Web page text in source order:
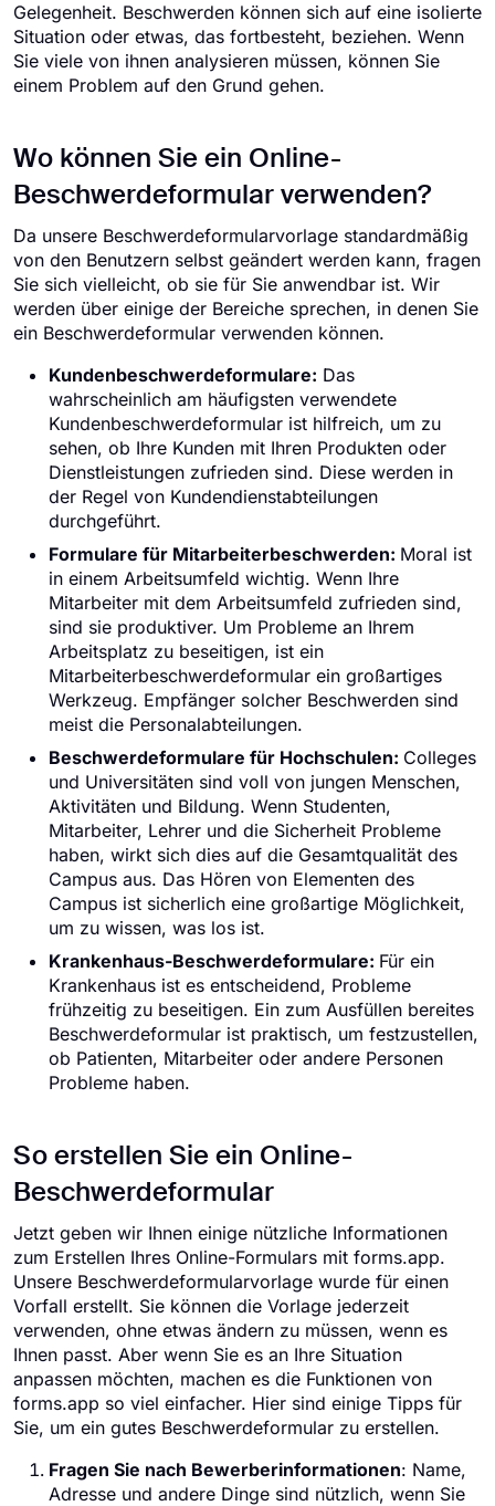
Gelegenheit. Beschwerden können sich auf eine isolierte
Situation oder etwas, das fortbesteht, beziehen. Wenn
Sie viele von ihnen analysieren müssen, können Sie
einem Problem auf den Grund gehen.
Wo können Sie ein Online-
Beschwerdeformular verwenden?
Da unsere Beschwerdeformularvorlage standardmäßig
von den Benutzern selbst geändert werden kann, fragen
Sie sich vielleicht, ob sie für Sie anwendbar ist. Wir
werden über einige der Bereiche sprechen, in denen Sie
ein Beschwerdeformular verwenden können.
Kundenbeschwerdeformulare: Das
wahrscheinlich am häufigsten verwendete
Kundenbeschwerdeformular ist hilfreich, um zu
sehen, ob Ihre Kunden mit Ihren Produkten oder
Dienstleistungen zufrieden sind. Diese werden in
der Regel von Kundendienstabteilungen
durchgeführt.
Formulare für Mitarbeiterbeschwerden: Moral ist
in einem Arbeitsumfeld wichtig. Wenn Ihre
Mitarbeiter mit dem Arbeitsumfeld zufrieden sind,
sind sie produktiver. Um Probleme an Ihrem
Arbeitsplatz zu beseitigen, ist ein
Mitarbeiterbeschwerdeformular ein großartiges
Werkzeug. Empfänger solcher Beschwerden sind
meist die Personalabteilungen.
Beschwerdeformulare für Hochschulen: Colleges
und Universitäten sind voll von jungen Menschen,
Aktivitäten und Bildung. Wenn Studenten,
Mitarbeiter, Lehrer und die Sicherheit Probleme
haben, wirkt sich dies auf die Gesamtqualität des
Campus aus. Das Hören von Elementen des
Campus ist sicherlich eine großartige Möglichkeit,
um zu wissen, was los ist.
Krankenhaus-Beschwerdeformulare: Für ein
Krankenhaus ist es entscheidend, Probleme
frühzeitig zu beseitigen. Ein zum Ausfüllen bereites
Beschwerdeformular ist praktisch, um festzustellen,
ob Patienten, Mitarbeiter oder andere Personen
Probleme haben.
So erstellen Sie ein Online-
Beschwerdeformular
Jetzt geben wir Ihnen einige nützliche Informationen
zum Erstellen Ihres Online-Formulars mit forms.app.
Unsere Beschwerdeformularvorlage wurde für einen
Vorfall erstellt. Sie können die Vorlage jederzeit
verwenden, ohne etwas ändern zu müssen, wenn es
Ihnen passt. Aber wenn Sie es an Ihre Situation
anpassen möchten, machen es die Funktionen von
forms.app so viel einfacher. Hier sind einige Tipps für
Sie, um ein gutes Beschwerdeformular zu erstellen.
Fragen Sie nach Bewerberinformationen: Name,
Adresse und andere Dinge sind nützlich, wenn Sie